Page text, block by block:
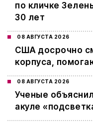
по кличке
30 лет
08 АВГУСТА 2026
США досрочно
корпуса,
08 АВГУСТА 2026
Ученые
акуле